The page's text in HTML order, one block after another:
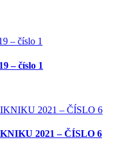
– číslo 1
2021 – ČÍSLO 6